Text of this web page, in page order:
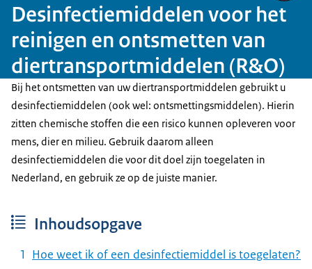
Desinfectiemiddelen voor het
reinigen en ontsmetten van
diertransportmiddelen (R&O)
Bij het ontsmetten van uw diertransportmiddelen gebruikt u
desinfectiemiddelen (ook wel: ontsmettingsmiddelen). Hierin
zitten chemische stoffen die een risico kunnen opleveren voor
mens, dier en milieu. Gebruik daarom alleen
desinfectiemiddelen die voor dit doel zijn toegelaten in
Nederland, en gebruik ze op de juiste manier.
Inhoudsopgave
Hoe weet ik of een desinfectiemiddel is toegelaten?